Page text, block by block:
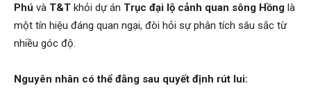
Phú và T&T khỏi dự án Trục đại lộ cảnh quan sông Hồng là
một tín hiệu đáng quan ngại, đòi hỏi sự phân tích sâu sắc từ
nhiều góc độ.
Nguyên nhân có thể đằng sau quyết định rút lui: